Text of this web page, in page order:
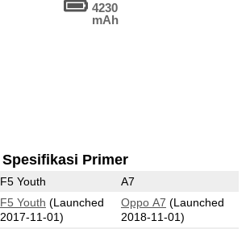
4230
mAh
Spesifikasi Primer
F5 Youth A7
F5 Youth (Launched
2017-11-01)
Oppo A7 (Launched
2018-11-01)